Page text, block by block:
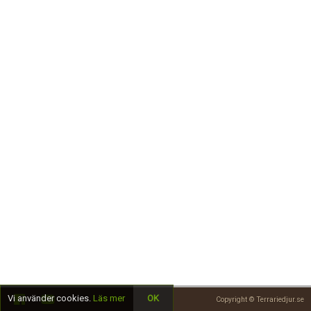
Copyright © Terrariedjur.se
Vi använder cookies. Läs mer OK